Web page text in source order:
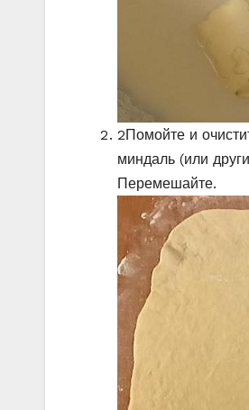
2Помойте и
миндаль (или
Перемешайте.